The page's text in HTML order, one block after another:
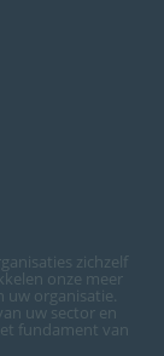
zichzelf
onze meer
uw organisatie.
uw sector en
fundament van